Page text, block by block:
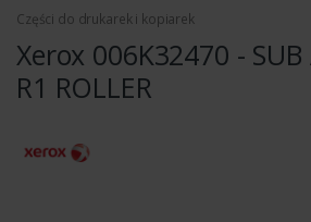
Części do drukarek i kopiarek
Xerox 006K32470 - SUB
R1 ROLLER